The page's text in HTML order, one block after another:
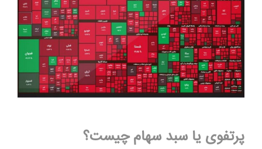
پرتفوی یا سبد سهام چیست؟